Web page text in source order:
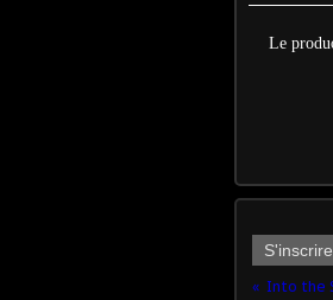
Le
Into the